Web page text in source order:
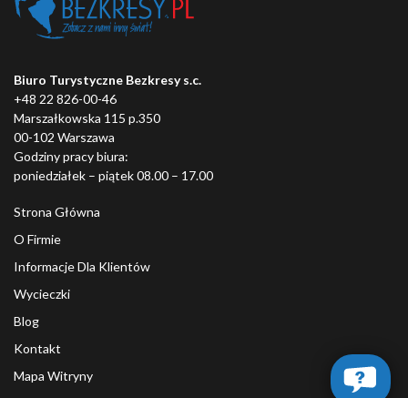
Biuro Turystyczne Bezkresy s.c.
+48 22 826-00-46
Marszałkowska 115 p.350
00-102 Warszawa
Godziny pracy biura:
poniedziałek – piątek 08.00 – 17.00
Strona Główna
O Firmie
Informacje Dla Klientów
Wycieczki
Blog
Kontakt
Mapa Witryny